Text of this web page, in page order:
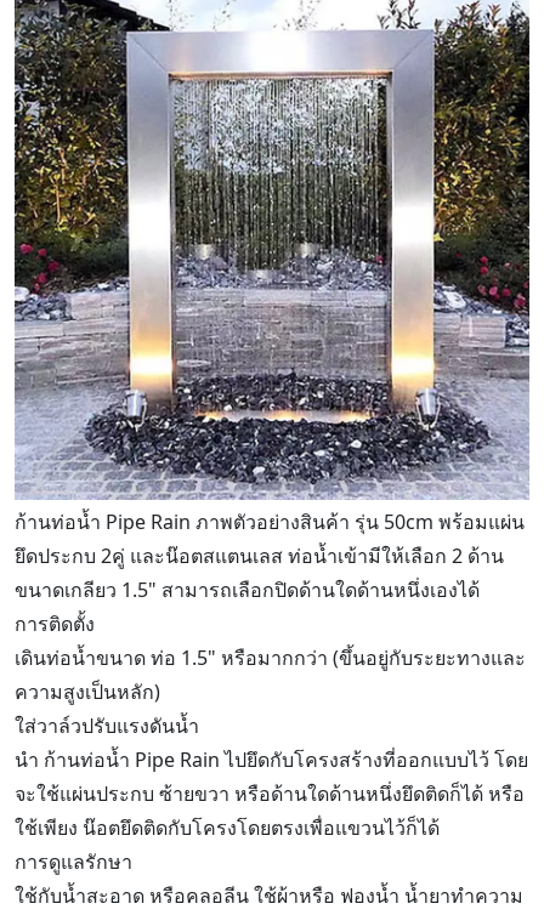
ก้านท่อน้ำ Pipe Rain ภาพตัวอย่างสินค้า รุ่น 50cm พร้อมแผ่น
ยึดประกบ 2คู่ และน๊อตสแตนเลส ท่อน้ำเข้ามีให้เลือก 2 ด้าน
ขนาดเกลียว 1.5" สามารถเลือกปิดด้านใดด้านหนึ่งเองได้
การติดตั้ง
เดินท่อน้ำขนาด ท่อ 1.5" หรือมากกว่า (ขึ้นอยู่กับระยะทางและ
ความสูงเป็นหลัก)
ใส่วาล์วปรับแรงดันน้ำ
นำ ก้านท่อน้ำ Pipe Rain ไปยึดกับโครงสร้างที่ออกแบบไว้ โดย
จะใช้แผ่นประกบ ซ้ายขวา หรือด้านใดด้านหนึ่งยึดติดก็ได้ หรือ
ใช้เพียง น๊อตยึดติดกับโครงโดยตรงเพื่อแขวนไว้ก็ได้
การดูแลรักษา
ใช้กับน้ำสะอาด หรือคลอลีน ใช้ผ้าหรือ ฟองน้ำ น้ำยาทำความ